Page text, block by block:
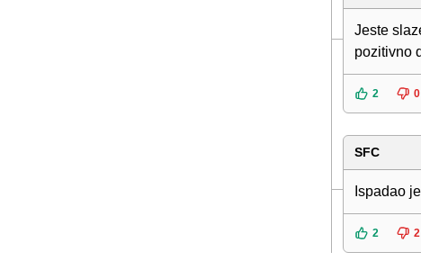
Jeste
pozitivno
2 0
SFC
Ispadao
2 2